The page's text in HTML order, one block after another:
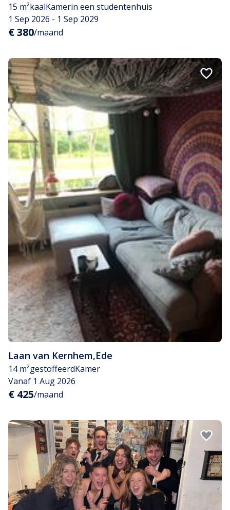
15 m²kaalKamerin een studentenhuis
1 Sep 2026 - 1 Sep 2029
€ 380/maand
Laan van Kernhem,Ede
14 m²gestoffeerdKamer
Vanaf 1 Aug 2026
€ 425/maand